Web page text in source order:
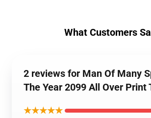
What Customers
2 reviews for Man Of Many
The Year 2099 All Over Print
★★★★★